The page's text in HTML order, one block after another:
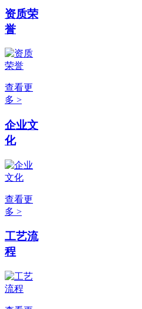
资质荣
誉
查看更
多 >
企业文
化
查看更
多 >
工艺流
程